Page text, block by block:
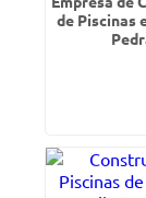
de Piscinas